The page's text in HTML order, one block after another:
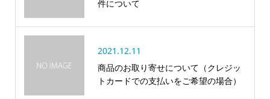
件について
2021.12.11
商品のお取り寄せについて（クレジッ
トカードでの支払いをご希望の場合）